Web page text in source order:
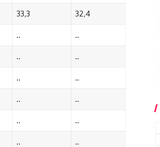
33,3 32,4
.. ..
.. ..
.. ..
.. ..
.. ..
.. ..